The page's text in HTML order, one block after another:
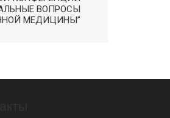
ВОПРОСЫ
МЕДИЦИНЫ”